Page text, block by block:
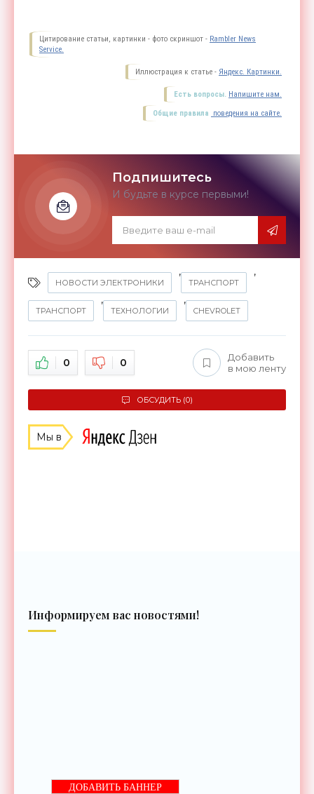
Цитирование статьи, картинки - фото скриншот - Rambler News
Service.
Иллюстрация к статье - Яндекс. Картинки.
Есть вопросы. Напишите нам.
Общие правила поведения на сайте.
Подпишитесь
И будьте в курсе первыми!
НОВОСТИ ЭЛЕКТРОНИКИ
,
ТРАНСПОРТ
,
ТРАНСПОРТ
,
ТЕХНОЛОГИИ
,
CHEVROLET
0 0
Добавить
в мою ленту
ОБСУДИТЬ (0)
Мы в
Информируем вас новостями!
ДОБАВИТЬ БАННЕР